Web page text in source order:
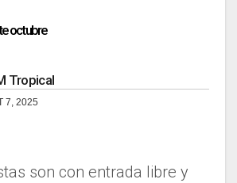
octubre
Tropical
7, 2025
son con entrada libre y